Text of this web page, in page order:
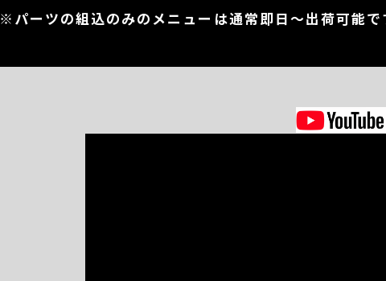
※パーツの組込のみのメニューは通常即日～出荷可能で